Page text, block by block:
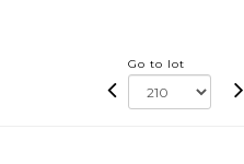
Go to lot